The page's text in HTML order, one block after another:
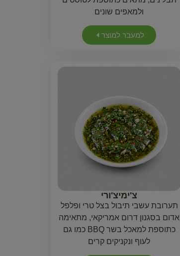
ולמאפים שונים
למעבר למוצר
צ'ימיצ'ורי
תערובת עשבי תיבול בצל טרי ופלפל
אדום בסגנון דרום אמריקאי, מתאימה
כתוספת למאכל בשר BBQ כמו גם
לעוף ונקניקים קרים